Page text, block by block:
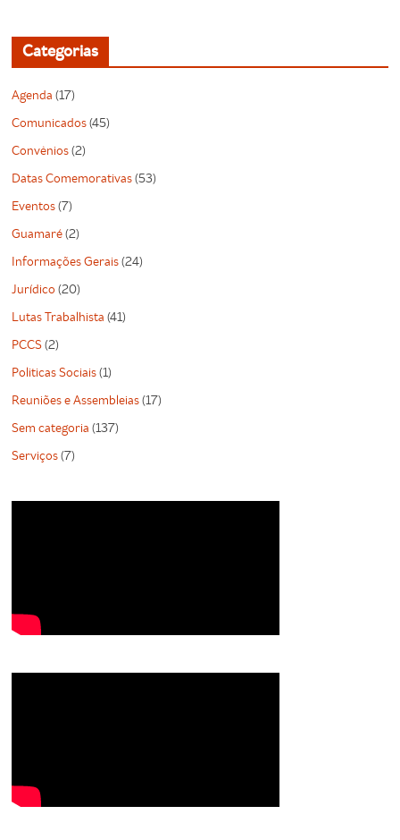
Categorias
Agenda (17)
Comunicados(45)
Convênios(2)
Datas Comemorativas(53)
Eventos(7)
Guamaré(2)
Informações Gerais(24)
Jurídico (20)
Lutas Trabalhista (41)
PCCS(2)
Politicas Sociais(1)
Reuniões e Assembleias(17)
Sem categoria (137)
Serviços(7)